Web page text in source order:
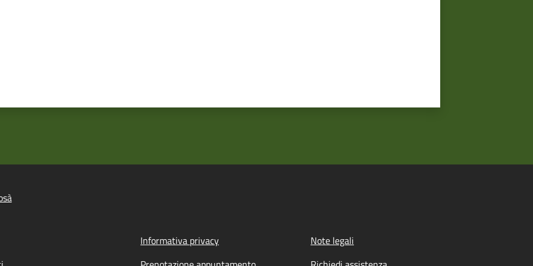
Informativa privacy
Note legali